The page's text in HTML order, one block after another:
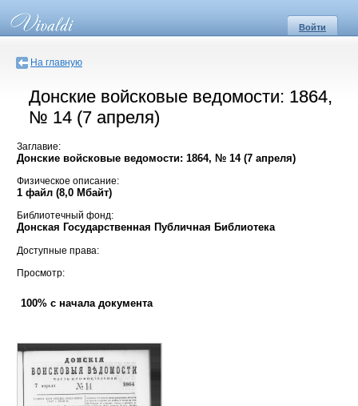
Войти
На главную
Донские войсковые ведомости: 1864,
№ 14 (7 апреля)
Заглавие:
Донские войсковые ведомости: 1864, № 14 (7 апреля)
Физическое описание:
1 файл (8,0 Мбайт)
Библиотечный фонд:
Донская Государственная Публичная Библиотека
Доступные права:
Просмотр:
100% с начала документа